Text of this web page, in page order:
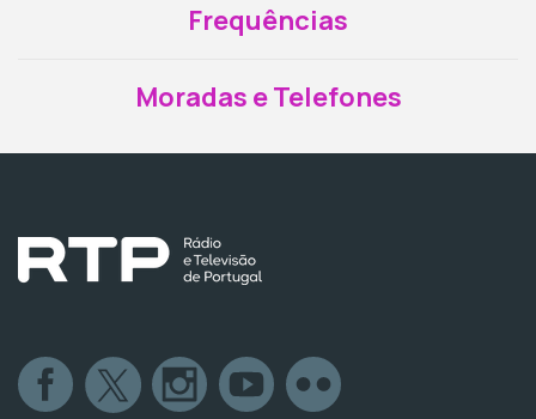
Frequências
Moradas e Telefones